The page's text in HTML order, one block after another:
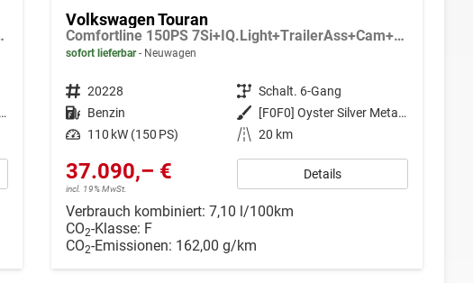
Connect
[F0F0] Oyster Silver Metallic
Volkswagen Touran
Comfortline 150PS 7Si+IQ.Light+TrailerAss+Cam+Navi+Kamera+Alarm+Kessy+App-Connect
sofort lieferbar Neuwagen
Fahrzeugnr. 20228 Getriebe Schalt. 6-Gang
Kraftstoff Benzin Außenfarbe
[F0F0] Oyster Silver Metallic
Leistung 110 kW (150 PS) Kilometerstand 20 km
37.090,– €
incl. 19% MwSt.
Details
Verbrauch kombiniert: 7,10 l/100km
CO2-Klasse: F
CO2-Emissionen: 162,00 g/km